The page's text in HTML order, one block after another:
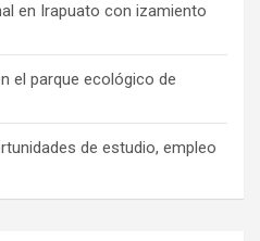
en Irapuato con izamiento
el parque ecológico de
de estudio, empleo